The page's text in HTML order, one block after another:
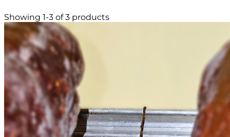
Showing 1-3 of 3 products